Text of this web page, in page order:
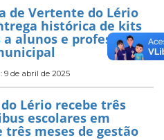
de Vertente do Lério
histórica de kits
alunos e professores
9 de abril de 2025
Lério recebe três
escolares em
três meses de gestão